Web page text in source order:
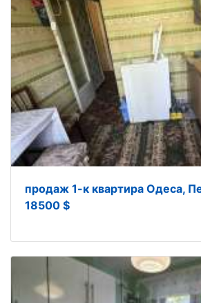
продаж 1-к квартира Одеса,
18500 $